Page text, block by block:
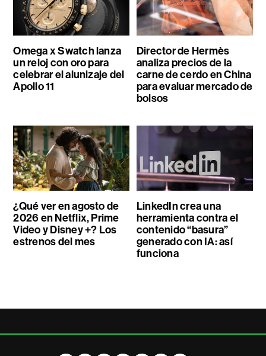
Omega x Swatch lanza
un reloj con oro para
celebrar el alunizaje del
Apollo 11
Director de Hermès
analiza precios de la
carne de cerdo en China
para evaluar mercado de
bolsos
¿Qué ver en agosto de
2026 en Netflix, Prime
Video y Disney +? Los
estrenos del mes
LinkedIn crea una
herramienta contra el
contenido “basura”
generado con IA: así
funciona